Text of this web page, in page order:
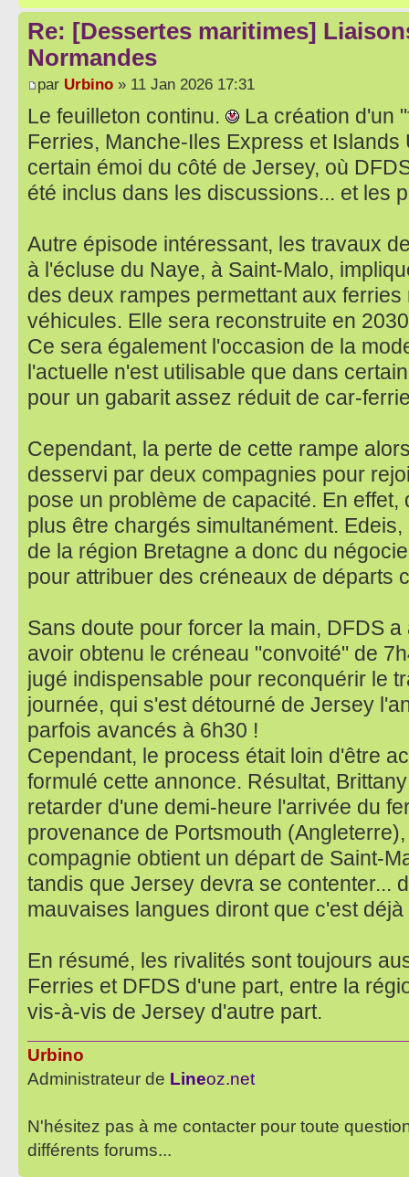
Re: [Dessertes maritimes]
Normandes
par Urbino » 11 Jan 2026 17:31
Le feuilleton continu.
La création d'un
Ferries, Manche-Iles Express et
certain émoi du côté de Jersey, où
été inclus dans les discussions... et les
Autre épisode intéressant, les travaux
à l'écluse du Naye, à Saint-Malo,
des deux rampes permettant aux
véhicules. Elle sera reconstruite en
Ce sera également l'occasion de la
l'actuelle n'est utilisable que dans
pour un gabarit assez réduit de car-
Cependant, la perte de cette rampe
desservi par deux compagnies pour
pose un problème de capacité. En
plus être chargés simultanément.
de la région Bretagne a donc du
pour attribuer des créneaux de départs
Sans doute pour forcer la main, DFDS
avoir obtenu le créneau "convoité" de
jugé indispensable pour reconquérir le
journée, qui s'est détourné de Jersey
parfois avancés à 6h30 !
Cependant, le process était loin d'être
formulé cette annonce. Résultat,
retarder d'une demi-heure l'arrivée du
provenance de Portsmouth
compagnie obtient un départ de Saint-
tandis que Jersey devra se contenter...
mauvaises langues diront que c'est
En résumé, les rivalités sont toujours
Ferries et DFDS d'une part, entre la
vis-à-vis de Jersey d'autre part.
Urbino
Administrateur de Lineoz.net
N'hésitez pas à me contacter pour toute
différents forums...